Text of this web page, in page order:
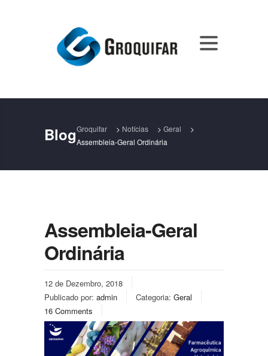
BlogGroquifar > Notícias > Geral
>
Assembleia-Geral Ordinária
Assembleia-Geral
Ordinária
12 de Dezembro, 2018
Publicado por: admin Categoria: Geral
16 Comments